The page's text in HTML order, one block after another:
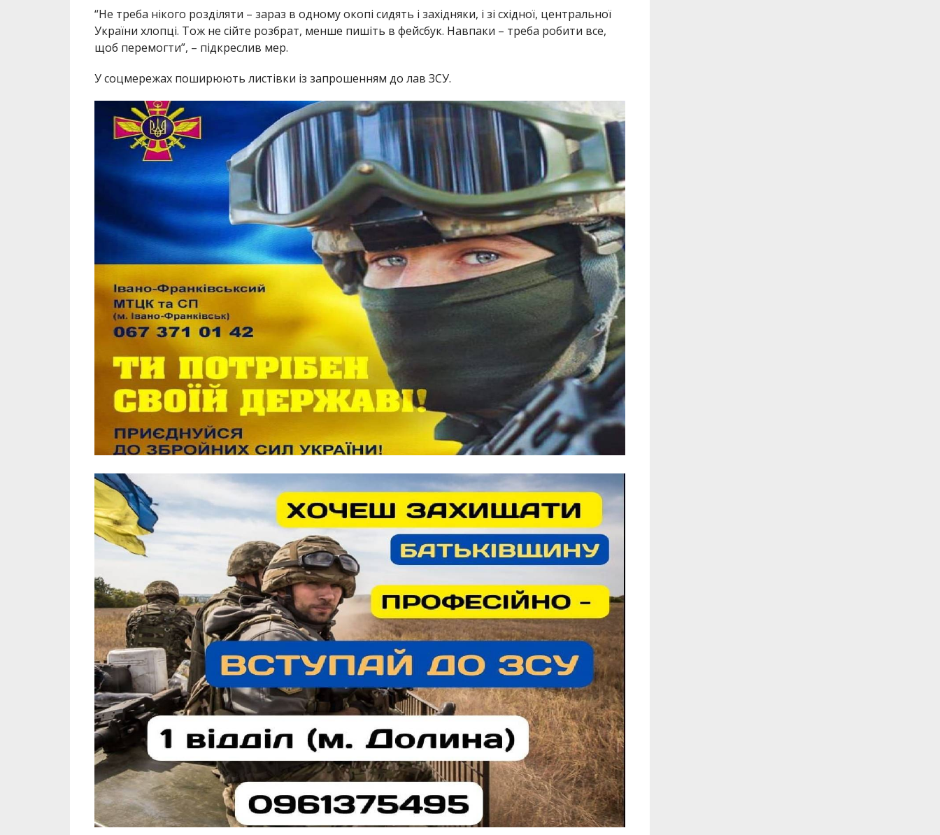
“Не треба нікого розділяти – зараз в одному окопі сидять і західняки, і зі східної, центральної
України хлопці. Тож не сійте розбрат, менше пишіть в фейсбук. Навпаки – треба робити все,
щоб перемогти”, – підкреслив мер.
У соцмережах поширюють листівки із запрошенням до лав ЗСУ.